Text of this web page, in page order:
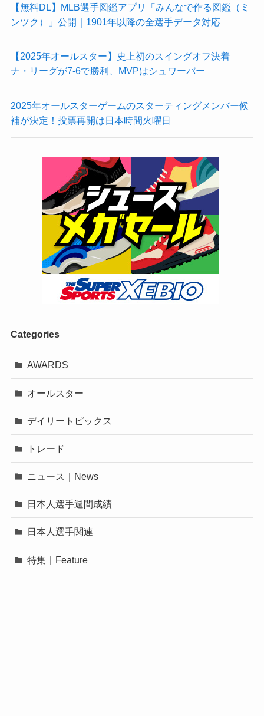
【無料DL】MLB選手図鑑アプリ「みんなで作る図鑑（ミ
ンツク）」公開｜1901年以降の全選手データ対応
【2025年オールスター】史上初のスイングオフ決着
ナ・リーグが7-6で勝利、MVPはシュワーバー
2025年オールスターゲームのスターティングメンバー候
補が決定！投票再開は日本時間火曜日
Categories
AWARDS
オールスター
デイリートピックス
トレード
ニュース｜News
日本人選手週間成績
日本人選手関連
特集｜Feature